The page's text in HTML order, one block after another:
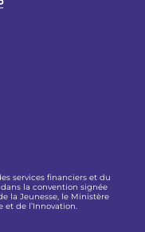
services financiers et du
la convention signée
la Jeunesse, le Ministère
et de l’Innovation.